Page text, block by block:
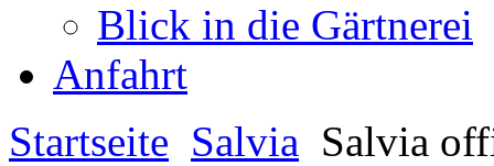
Blick in die Gärtnerei
Anfahrt
Startseite Salvia Salvia